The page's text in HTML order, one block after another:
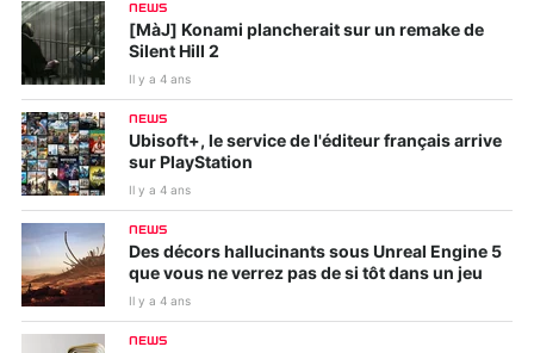
NEWS
[MàJ] Konami plancherait sur un remake de
Silent Hill 2
Il y a 4 ans
NEWS
Ubisoft+, le service de l'éditeur français arrive
sur PlayStation
Il y a 4 ans
NEWS
Des décors hallucinants sous Unreal Engine 5
que vous ne verrez pas de si tôt dans un jeu
Il y a 4 ans
NEWS